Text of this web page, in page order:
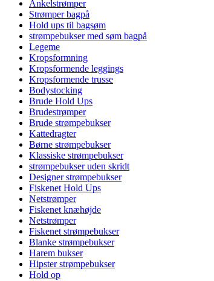
Ankelstrømper
Strømper bagpå
Hold ups til bagsøm
strømpebukser med søm bagpå
Legeme
Kropsformning
Kropsformende leggings
Kropsformende trusse
Bodystocking
Brude Hold Ups
Brudestrømper
Brude strømpebukser
Kattedragter
Børne strømpebukser
Klassiske strømpebukser
strømpebukser uden skridt
Designer strømpebukser
Fiskenet Hold Ups
Netstrømper
Fiskenet knæhøjde
Netstrømper
Fiskenet strømpebukser
Blanke strømpebukser
Harem bukser
Hipster strømpebukser
Hold op